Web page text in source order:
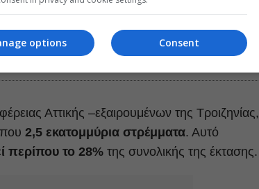
από το 2017 ως και το 2025. Με αποχρώσεις του
το 2023, 2024 και το 2025 και με κίτρινα και
έτη. Με γκρι χρώμα σημειώνεται η ευρύτερη
Αττικής –εξαιρουμένων της Τροιζηνίας,
2,5 εκατομμύρια στρέμματα. Αυτό
περίπου το 28% της συνολικής της έκτασης.
Consent
options